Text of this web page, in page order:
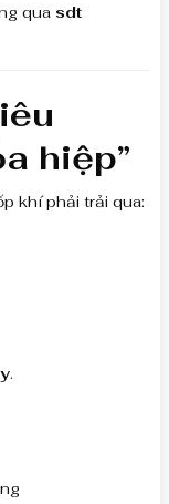
qua sdt
hiệp”
khí phải trải qua:
.